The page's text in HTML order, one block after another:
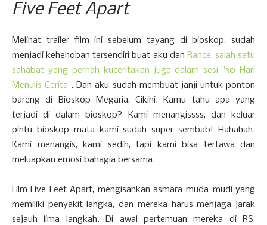
Five Feet Apart
Melihat trailer film ini sebelum tayang di bioskop, sudah
menjadi kehehoban tersendiri buat aku dan Rance, salah satu
sahabat yang pernah kuceritakan juga dalam sesi "30 Hari
Menulis Cerita". Dan aku sudah membuat janji untuk ponton
bareng di Bioskop Megaria, Cikini. Kamu tahu apa yang
terjadi di dalam bioskop? Kami menangissss, dan keluar
pintu bioskop mata kami sudah super sembab! Hahahah.
Kami menangis, kami sedih, tapi kami bisa tertawa dan
meluapkan emosi bahagia bersama.
Film Five Feet Apart, mengisahkan asmara muda-mudi yang
memiliki penyakit langka, dan mereka harus menjaga jarak
sejauh lima langkah. Di awal pertemuan mereka di RS,